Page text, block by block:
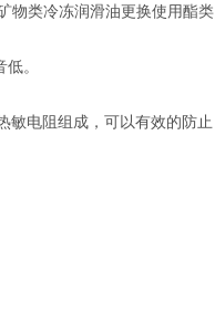
物类冷冻润滑油更换使用酯类
。
敏电阻组成，可以有效的防止